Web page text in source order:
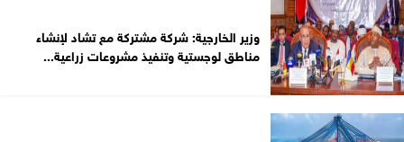
وزير الخارجية: شركة مشتركة مع تشاد لإنشاء
مناطق لوجستية وتنفيذ مشروعات زراعية...